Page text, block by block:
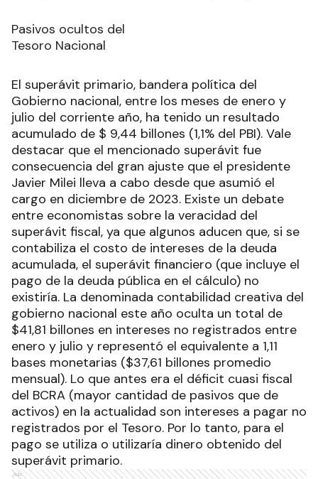
Pasivos ocultos del
Tesoro Nacional
El superávit primario, bandera política del
Gobierno nacional, entre los meses de enero y
julio del corriente año, ha tenido un resultado
acumulado de $ 9,44 billones (1,1% del PBI). Vale
destacar que el mencionado superávit fue
consecuencia del gran ajuste que el presidente
Javier Milei lleva a cabo desde que asumió el
cargo en diciembre de 2023. Existe un debate
entre economistas sobre la veracidad del
superávit fiscal, ya que algunos aducen que, si se
contabiliza el costo de intereses de la deuda
acumulada, el superávit financiero (que incluye el
pago de la deuda pública en el cálculo) no
existiría. La denominada contabilidad creativa del
gobierno nacional este año oculta un total de
$41,81 billones en intereses no registrados entre
enero y julio y representó el equivalente a 1,11
bases monetarias ($37,61 billones promedio
mensual). Lo que antes era el déficit cuasi fiscal
del BCRA (mayor cantidad de pasivos que de
activos) en la actualidad son intereses a pagar no
registrados por el Tesoro. Por lo tanto, para el
pago se utiliza o utilizaría dinero obtenido del
superávit primario.
Ads